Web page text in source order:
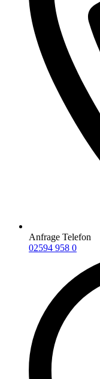
Anfrage Telefon
02594 958 0